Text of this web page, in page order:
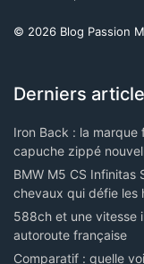
© 2026 Blog Passion
Derniers
Iron Back : la marque
capuche zippé
BMW M5 CS Infinitas
chevaux qui défie les
588ch et une vitesse
autoroute française
Comparatif : quelle